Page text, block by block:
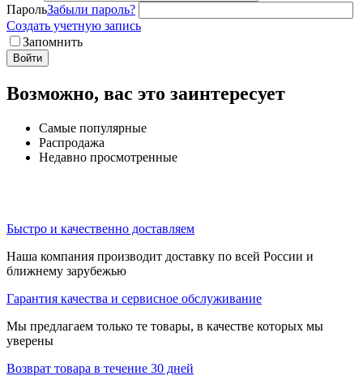
ПарольЗабыли пароль?
Создать учетную запись
Запомнить
Войти
Возможно, вас это заинтересует
Самые популярные
Распродажа
Недавно просмотренные
Быстро и качественно доставляем
Наша компания производит доставку по всей России и
ближнему зарубежью
Гарантия качества и сервисное обслуживание
Мы предлагаем только те товары, в качестве которых мы
уверены
Возврат товара в течение 30 дней